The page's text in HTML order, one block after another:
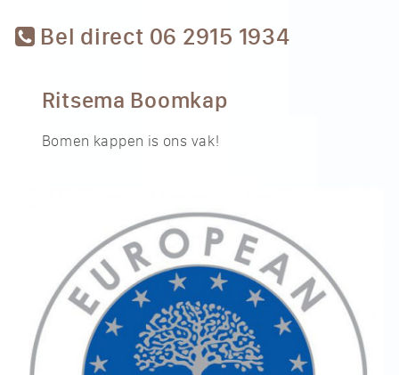
Bel direct 06 2915 1934
Ritsema Boomkap
Bomen kappen is ons vak!